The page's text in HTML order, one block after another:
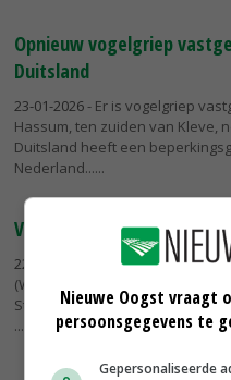
Opnieuw vogelgriep
Duitsland
23-01-2026- Er is vogelgriep
Hassum, ten zuiden van Kleve,
Duitsland heeft een
Nederland...
Vogelgriepgeval Polen: 1,5
22-01-2026
- Op een
(Wielkopolska) is vogelgriep
Starkówiec Piatkowski moeten
Nieuwe Oogst vraagt
persoonsgegevens te
Gepersonaliseerde